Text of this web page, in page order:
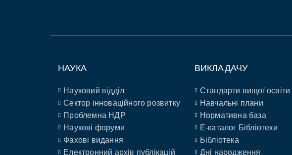
НАУКА
Науковий відділ
Сектор інноваційного розвитку
Проблемна НДР
Наукові форуми
Фахові видання
Електронний архів публікацій
ВИКЛАДАЧУ
Стандарти вищої освіти
Навчальні плани
Нормативна база
E-каталог Бібліотеки
Бібліотека
Дні народження